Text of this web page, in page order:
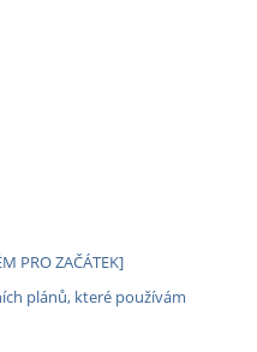
PRO ZAČÁTEK]
plánů, které používám